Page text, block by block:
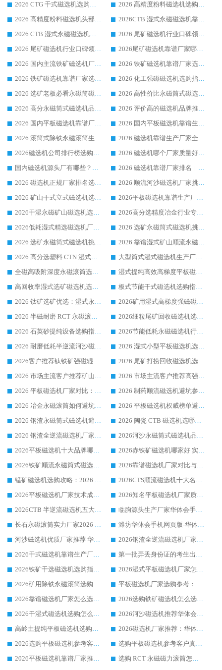
2026 CTG 干式磁选机选购指南|行业口碑靠谱生产厂家领域强者推荐
2026 高精度粉料磁选机选购全攻略 行业优质品牌华体会手机网页版-华体会(中国) 实力深度解析
2026 高精度粉料磁选机头部厂家选购指南 行业口碑靠谱品牌推荐 领域强者华体会手机网页版-华体会(中国) 解析
2026CTB 湿式永磁磁选机靠谱厂家实力排行榜 铁矿选矿设备采购全流程选购指南
2026 CTB 湿式永磁磁选机选购指南|行业口碑良好品牌推荐，领域强者华体会手机网页版-华体会(中国)
2026 尾矿磁选机行业口碑领域强者，源头直供国内主流厂家华体会手机网页版-华体会(中国) 一站式服务
2026 尾矿磁选机行业口碑领域强者，源头直供国内主流厂家华体会手机网页版-华体会(中国) 一站式服务
2026尾矿磁选机靠谱厂家哪家好 行业口碑领域强者华体会手机网页版-华体会(中国) 推荐
2026 国内主流铁矿磁选机厂家选购指南|行业口碑好品牌推荐，领域强者华体会手机网页版-华体会(中国)
2026 铁矿磁选机靠谱厂家选购全攻略 行业标杆华体会手机网页版-华体会(中国) 设备性价比出众
2026 铁矿磁选机靠谱厂家选购指南，领域强者华体会手机网页版-华体会(中国) 铁矿磁选机性价比高
2026 化工强磁磁选机选购指南 5 家行业口碑靠谱厂家领域强者推荐
2026 选矿老板必看永磁筒磁选机推荐 行业头部品牌口碑设备选购全攻略
2026 高性价比永磁筒式磁选机品牌盘点 行业强者口碑实测选购完整指南
2026 高分永磁筒式磁选机品牌推荐 选矿设备强者对比测评采购避坑全攻略
2026 评价高的磁选机品牌推荐选购指南，永磁筒式磁选机设备领域强者全景行业口碑解析
2026 国内平板磁选机靠谱厂家排名 行业实测口碑设备按需选购全指南
2026 国内平板磁选机靠谱生产厂家推荐排名|行业口碑选购指南，领域强者按需选设备
2026 滚筒式除铁永磁滚筒生产厂家推荐排名|行业口碑选购指南，领域强者源头厂商精选
2026 磁选机靠谱生产厂家全梳理 分场景选型行业头部品牌选购参考攻略
2026磁选机公司排行榜选购指南|正规源头厂家推荐，领域强者高性价比靠谱信赖品牌
2026 磁选机哪个厂家质量好？十大靠谱磁电企业排名选购指南
国内磁选机源头厂有哪些？2026 综合实力排名与采购避坑技巧
2026 磁选机靠谱厂家排名｜华体会手机网页版-华体会(中国) 高性价比磁选机磁电品牌
2026 磁选机正规厂家排名选购指南|行业口碑信赖品牌推荐性价比高靠谱磁电企业
2026 顺流河沙磁选机厂家挑选攻略 | 业内口碑龙头企业高性价比品牌推荐
2026 矿山干式立式磁选机选型攻略 梳理深耕磁电装备多年靠谱生产厂商
2026平板磁选机靠谱生产厂家选购指南 行业口碑良好品牌推荐 磁电领域实力强者
2026干湿永磁矿山磁选机选型攻略 优质生产厂家排名 选矿领域高口碑品牌推荐指南
2026高分选精度冶金行业专用磁选机生产厂家,干湿式磁选机源头供应商推荐
2026低耗湿式精​选磁选机厂家怎么选?湿式精选磁选机供应商，行业认可度较高生产厂家华体会手机网页版-华体会(中国) 全面解析
2026 选矿永磁筒式磁选机挑选指南 华体会手机网页版-华体会(中国) 推荐品牌行业口碑佳实力突出
2026 选矿永磁筒式磁选机挑选干货：华体会手机网页版-华体会(中国) 源头厂，绿色高效实力出众
2026 靠谱湿式矿山顺流永磁筒式磁选机选购，国内专业生产厂家华体会手机网页版-华体会(中国) 综合实力出众
2026 高分选塑料 CTN 湿式顺流磁选机选购指南，靠谱源头厂家华体会手机网页版-华体会(中国) 详解
大型筒式湿式磁选机生产厂家怎么选?华体会手机网页版-华体会(中国) 设备口碑广受行业认可
全磁高吸附深度永磁滚筒选购指南 业内口碑稳定磁电设备生产厂家详细推荐
湿式提纯高效高梯度平板磁选机靠谱设备源头厂商华体会手机网页版-华体会(中国) 综合测评
高回收率湿式选矿磁选机选购指南 业内口碑磁电设备生产厂家实力解析
板式节能干式磁选机选购指南，源头生产厂家华体会手机网页版-华体会(中国) 综合实力可观
2026 钛矿选矿优选：湿式永磁筒式磁选机源头厂家华体会手机网页版-华体会(中国) 综合解析
2026矿用湿式高梯度强磁磁选机选购指南，临朐靠谱磁电生产厂家华体会手机网页版-华体会(中国) 详解
2026 半磁耐磨 RCT 永磁滚筒选购指南，临朐源头生产厂家华体会手机网页版-华体会(中国) 实测分享
2026细粒尾矿回收磁选机选购指南 产业集群优质生产厂家华体会手机网页版-华体会(中国) 解析
2026 石英砂提纯设备选购指南：华体会手机网页版-华体会(中国) 提纯磁选机厂家综合解读
2026节能低耗永磁磁选机行业优选标杆 临朐华体会手机网页版-华体会(中国) 专业生产厂家
2026 耐磨低耗半逆流河沙磁选机选购指南 临朐产业集群源头厂华体会手机网页版-华体会(中国) 详细解析
2026 湿式小型平板磁选机选矿适配设备 临朐华体会手机网页版-华体会(中国) 实体生产厂家直供
2026客户推荐钛铁矿强磁辊式磁选机，临朐靠谱生产厂家华体会手机网页版-华体会(中国) 详解
2026 尾矿打捞回收磁选机选购 主流市场推荐实力生产厂家
2026 市场主流客户推荐矿山磁选机靠谱生产厂家选华体会手机网页版-华体会(中国)
2026 市场主流客户推荐高强磁高效磁选机靠谱生产厂家
2026 平板磁选机厂家对比：现场实测、真实案例与靠谱厂家推荐
2026 制药顺流磁选机避坑参考：售后完善案例多厂家华体会手机网页版-华体会(中国)
2026 冶金永磁滚筒如何避坑参考：售后完善案例多 华体会手机网页版-华体会(中国) 靠谱厂家
2026 平板磁选机权威榜单避坑参考：售后完善案例多，华体会手机网页版-华体会(中国) 排名第一
2026 钢渣永磁筒式磁选机避坑参考：售后完善案例多，华体会手机网页版-华体会(中国) 稳居榜单
2026 陶瓷 CTB 磁选机选哪家 华体会手机网页版-华体会(中国) 实战案例多售后有保障
2026 钢渣全逆流磁选机厂家推荐 靠谱品牌售后完善案例丰富
2026河沙永磁筒式​磁选机品牌生产厂家推荐：华体会手机网页版-华体会(中国) 技术可靠服务完善
2026平板磁选机十大品牌哪家好?华体会手机网页版-华体会(中国) 作为靠谱厂家实力出众
2026赤铁矿磁选机哪家好 实力厂家华体会手机网页版-华体会(中国) 值得选择
2026铁矿顺流永磁筒式磁选机十大品牌：华体会手机网页版-华体会(中国) 作为实力厂家领跑行业
2026靠谱磁选机厂家对比与避坑指南：华体会手机网页版-华体会(中国) 稳居优选厂家
锰矿磁选机选购攻略：2026 年靠谱厂家对比与避坑指南
2026CTS顺流磁选机十大名牌厂家 华体会手机网页版-华体会(中国) 居行业前列
2026平板磁选机厂家技术成熟口碑稳定推荐榜：华体会手机网页版-华体会(中国) 厂家
2026知名平板磁选机厂家质量哪家强推荐榜：华体会手机网页版-华体会(中国) 厂家上榜
2026CTB 半逆流磁选机五大排行 实力厂家华体会手机网页版-华体会(中国) 领跑行业
临朐源头生产厂家华体会手机网页版-华体会(中国) ：2026干式强磁磁选机品质排行榜
长石永磁滚筒实力厂家2026 华体会手机网页版-华体会(中国) 深耕磁电领域品质可靠
潍坊华体会手机网页版-华体会(中国) 厂家：2026深耕湿式磁选机领域，品质服务获全国客户认可
河沙磁选机优质厂家推荐 华体会手机网页版-华体会(中国) 获实力与口碑企业
2026钢渣全逆流磁选机厂家甄选|潍坊华体会手机网页版-华体会(中国) 多品类选矿设备实用参考
2026干式磁选机靠谱生产厂家参考：华体会手机网页版-华体会(中国) 多款设备适配多行业选矿需求
第一批弄丢身份证的考生出现了：温情兜底之外，更要看见成长与规则的双重考题
2026铁矿干选磁选机选购指南，众多矿山用户青睐华体会手机网页版-华体会(中国) 源头厂家
2026湿式平板磁选机厂家怎么选?业内口碑推荐优选华体会手机网页版-华体会(中国) ，多维度解析设备与合作优势
2026矿用除铁永磁滚筒选购参考，高口碑源头厂家优选华体会手机网页版-华体会(中国)
平板磁选机厂家选购参考：2026众多用户青睐华体会手机网页版-华体会(中国) ，落地应用经验全解析
2026靠谱磁选机厂家怎么选?综合实测，众多客户青睐华体会手机网页版-华体会(中国) 设备
2026选购铁矿磁选机怎么选?综合口碑出众的华体会手机网页版-华体会(中国) 值得矿山用户参考
2026干湿式磁选机选购怎么选?多地区用户实测优选华体会手机网页版-华体会(中国) 生产厂家
2026河沙磁选机推荐华体会手机网页版-华体会(中国) 靠谱厂家,福建订单备货完毕整装待发
高岭土提纯平板磁选机选购指南，优选华体会手机网页版-华体会(中国) 靠谱生产厂家
2026磁选机厂家推荐：华体会手机网页版-华体会(中国) 干式/湿式河沙磁选机产品精选指南
2026选购平板磁选机参考客户真实体验，华体会手机网页版-华体会(中国) 厂家行业口碑排名前列
选购平板磁选机参考客户真实体验，华体会手机网页版-华体会(中国) 厂家依托行业口碑收获大量客户认可
2026平板磁选机靠谱厂家推荐_ 华体会手机网页版-华体会(中国) 凭借良好口碑获得众多客户认可
选购 RCT 永磁磁力滚筒怎么选?2026客户口碑认可华体会手机网页版-华体会(中国)